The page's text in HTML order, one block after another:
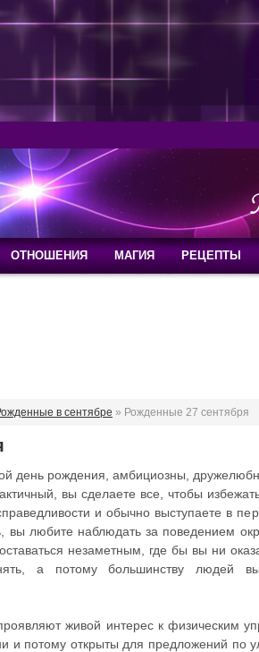
ОТНОШЕНИЯ МАГИЯ РЕЦЕПТЫ
в сентябре » Рожденные 27 сентября
день рождения, амбициозны,
вы сделаете все, чтобы
и обычно выступаете в
вы любите наблюдать за поведением
незаметным, где бы вы ни
а потому большинству людей
живой интерес к физическим
и потому открыты для предложений по